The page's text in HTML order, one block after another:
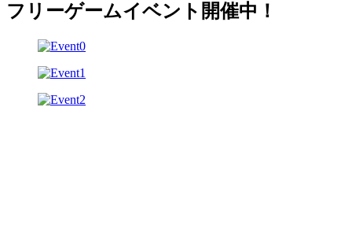
フリーゲームイベント開催中！